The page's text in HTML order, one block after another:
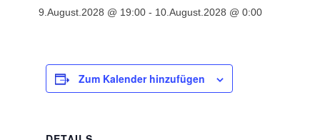
9.August.2028 @ 19:00 - 10.August.2028 @ 0:00
Zum Kalender hinzufügen